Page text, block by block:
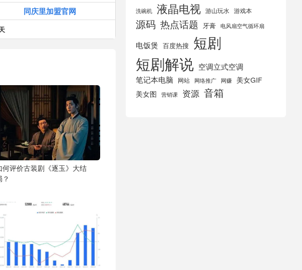
同庆里加盟官网
何评价古装剧《逐玉》大结
？
洗碗机 液晶电视 游山玩水 游戏本
源码 热点话题 牙膏 电风扇空气循环扇
电饭煲 百度热搜 短剧
短剧解说 空调立式空调
笔记本电脑 网站 网络推广 网赚
美女GIF
美女图
营销课 资源 音箱